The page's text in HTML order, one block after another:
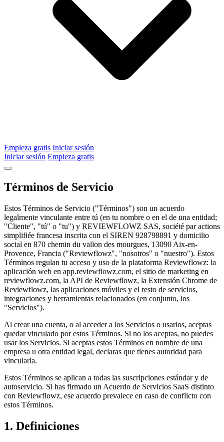
Empieza gratis Iniciar sesión
Iniciar sesión Empieza gratis
Términos de Servicio
Estos Términos de Servicio ("Términos") son un acuerdo
legalmente vinculante entre tú (en tu nombre o en el de una entidad;
"Cliente", "tú" o "tu") y REVIEWFLOWZ SAS, société par actions
simplifiée francesa inscrita con el SIREN 928798891 y domicilio
social en 870 chemin du vallon des mourgues, 13090 Aix-en-
Provence, Francia ("Reviewflowz", "nosotros" o "nuestro"). Estos
Términos regulan tu acceso y uso de la plataforma Reviewflowz: la
aplicación web en app.reviewflowz.com, el sitio de marketing en
reviewflowz.com, la API de Reviewflowz, la Extensión Chrome de
Reviewflowz, las aplicaciones móviles y el resto de servicios,
integraciones y herramientas relacionados (en conjunto, los
"Servicios").
Al crear una cuenta, o al acceder a los Servicios o usarlos, aceptas
quedar vinculado por estos Términos. Si no los aceptas, no puedes
usar los Servicios. Si aceptas estos Términos en nombre de una
empresa u otra entidad legal, declaras que tienes autoridad para
vincularla.
Estos Términos se aplican a todas las suscripciones estándar y de
autoservicio. Si has firmado un Acuerdo de Servicios SaaS distinto
con Reviewflowz, ese acuerdo prevalece en caso de conflicto con
estos Términos.
1. Definiciones